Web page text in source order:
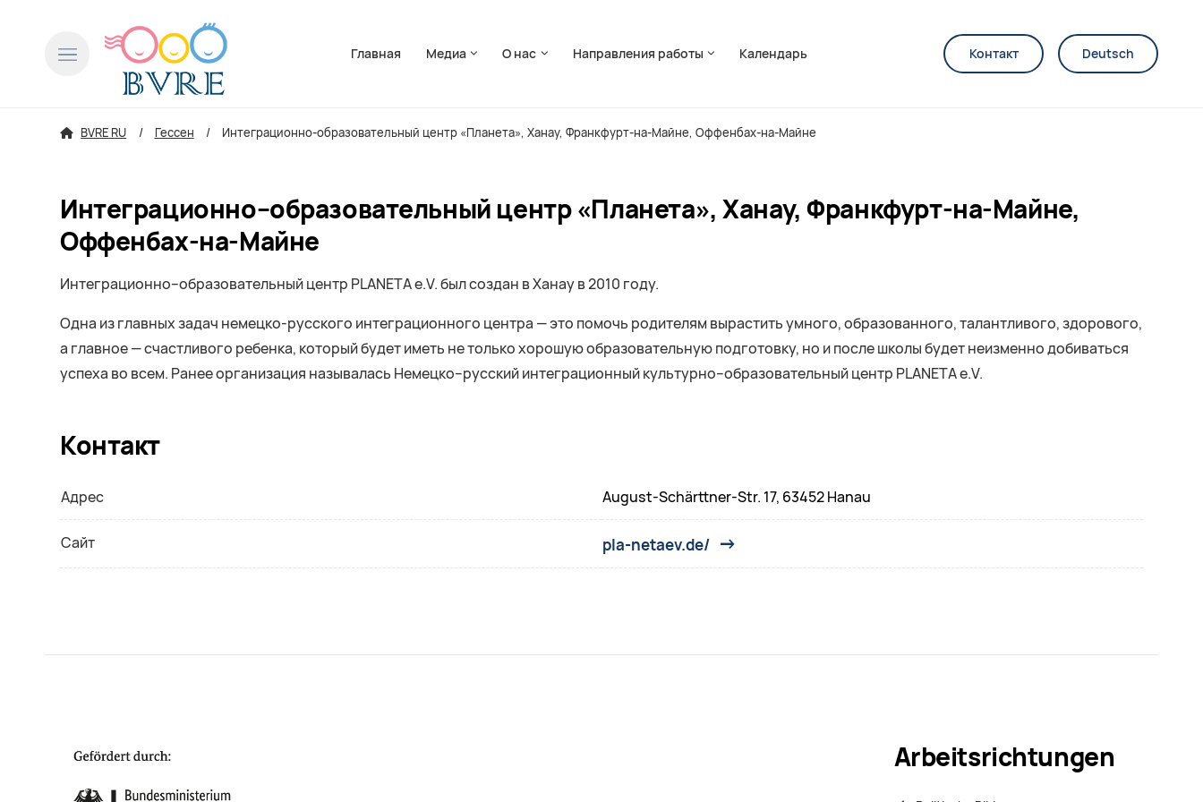
Главная
Медиа О нас Направления работы Календарь Контакт Deutsch
BVRE RU Гессен Интеграционно-образовательный центр «Планета», Ханау, Франкфурт-на-Майне, Оффенбах-на-Майне
Интеграционно–образовательный центр «Планета», Ханау, Франкфурт-на-Майне,
Оффенбах-на-Майне
Интеграционно–образовательный центр PLANETA e.V. был создан в Ханау в 2010 году.
Одна из главных задач немецко-русского интеграционного центра — это помочь родителям вырастить умного, образованного, талантливого, здорового,
а главное — счастливого ребенка, который будет иметь не только хорошую образовательную подготовку, но и после школы будет неизменно добиваться
успеха во всем. Ранее организация называлась Немецко–русский интеграционный культурно–образовательный центр PLANETA e.V.
Контакт
Адрес August-Schärttner-Str. 17, 63452 Hanau
Сайт pla-netaev.de/
Arbeitsrichtungen